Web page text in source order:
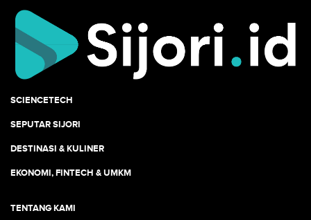
SCIENCETECH
SEPUTAR SIJORI
DESTINASI & KULINER
EKONOMI, FINTECH & UMKM
TENTANG KAMI